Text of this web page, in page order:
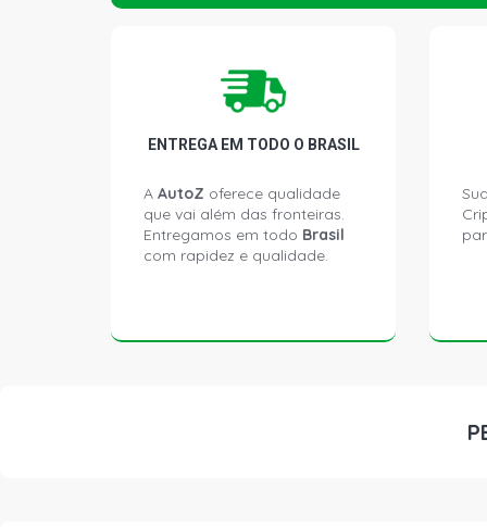
ENTREGA EM TODO O BRASIL
A AutoZ oferece qualidade
que vai além das fronteiras.
Entregamos em todo Brasil
com rapidez e qualidade.